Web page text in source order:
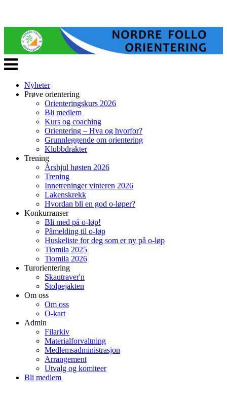
Veksle
navigasjon
Nyheter
Prøve orientering
Orienteringskurs 2026
Bli medlem
Kurs og coaching
Orientering – Hva og hvorfor?
Grunnleggende om orientering
Klubbdrakter
Trening
Årshjul høsten 2026
Trening
Innetreninger vinteren 2026
Lakenskrekk
Hvordan bli en god o-løper?
Konkurranser
Bli med på o-løp!
Påmelding til o-løp
Huskeliste for deg som er ny på o-løp
Tiomila 2025
Tiomila 2026
Turorientering
Skautraver'n
Stolpejakten
Om oss
Om oss
O-kart
Admin
Filarkiv
Materialforvaltning
Medlemsadministrasjon
Arrangement
Utvalg og komiteer
Bli medlem